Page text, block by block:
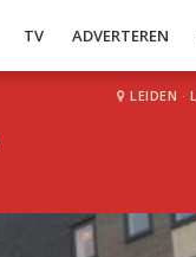
TV ADVERTEREN
LEIDEN ·